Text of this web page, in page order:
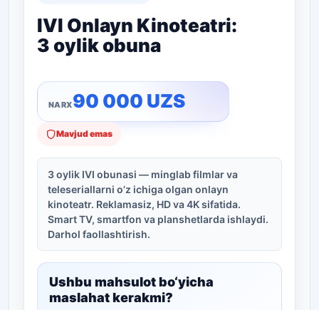
IVI Onlayn Kinoteatri:
3 oylik obuna
90 000 UZS
Mavjud emas
3 oylik IVI obunasi — minglab filmlar va
teleseriallarni o’z ichiga olgan onlayn
kinoteatr. Reklamasiz, HD va 4K sifatida.
Smart TV, smartfon va planshetlarda ishlaydi.
Darhol faollashtirish.
Ushbu mahsulot bo‘yicha
maslahat kerakmi?